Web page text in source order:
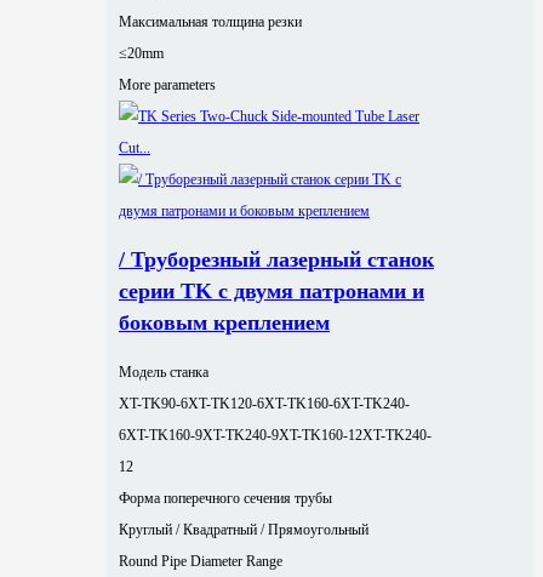
Максимальная толщина резки
≤20mm
More parameters
/ Труборезный лазерный станок
серии TK с двумя патронами и
боковым креплением
Модель станка
XT-TK90-6XT-TK120-6XT-TK160-6XT-TK240-
6XT-TK160-9XT-TK240-9XT-TK160-12XT-TK240-
12
Форма поперечного сечения трубы
Круглый / Квадратный / Прямоугольный
Round Pipe Diameter Range